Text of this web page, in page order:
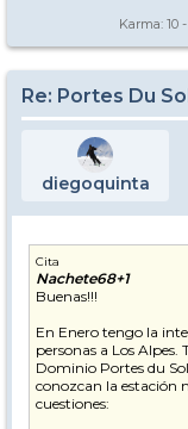
Karma: 10
Re: Portes Du
diegoquinta
Cita
Nachete68+1
Buenas!!!
En Enero tengo la
personas a Los Alpes.
Dominio Portes du
conozcan la estación
cuestiones: